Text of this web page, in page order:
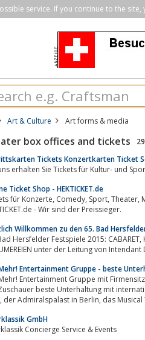
service. If you continue to the site,
Art & Culture Art forms & media
box offices and tickets 29
Tickets Konzertkarten Ticket
erhalten Sie Tickets für Kultur- und
Ticket Shop - HEKTICKET.de
Sport, Theater, Musicals, Festivals und Open Airs. Veranstaltungen für die ganze Familie bei
- Wir sind der Preissieger.
Willkommen zu den 65. Bad
Festspiele 2015: CABARET, KOMÖDIE DER IRRUNGEN, DER ZERBROCHNE KRUG und SOMMERNACHTS-
unter der Leitung von Intendant
Entertainment Gruppe - beste
Entertainment Gruppe mit
beste Unterhaltung mit
Köln, der
GmbH
Concierge Service & Events